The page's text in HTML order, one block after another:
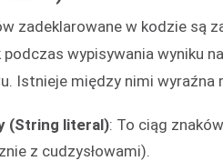
zadeklarowane w kodzie są
wypisywania wyniku
Istnieje między nimi wyraźna
(String literal): To ciąg
z cudzysłowami).